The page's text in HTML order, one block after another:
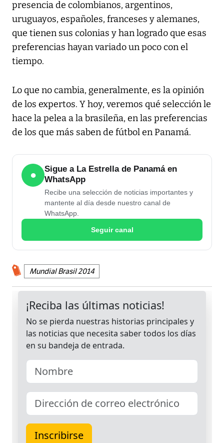
presencia de colombianos, argentinos,
uruguayos, españoles, franceses y alemanes,
que tienen sus colonias y han logrado que esas
preferencias hayan variado un poco con el
tiempo.
Lo que no cambia, generalmente, es la opinión
de los expertos. Y hoy, veremos qué selección le
hace la pelea a la brasileña, en las preferencias
de los que más saben de fútbol en Panamá.
●
Sigue a La Estrella de Panamá en
WhatsApp
Recibe una selección de noticias importantes y
mantente al día desde nuestro canal de
WhatsApp.
Seguir canal
Mundial Brasil 2014